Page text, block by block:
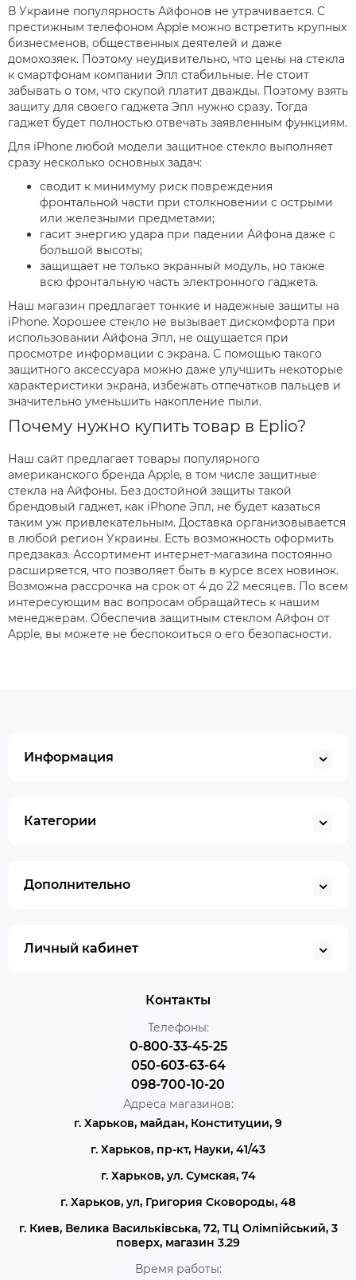
В Украине популярность Айфонов не утрачивается. С
престижным телефоном Apple можно встретить крупных
бизнесменов, общественных деятелей и даже
домохозяек. Поэтому неудивительно, что цены на стекла
к смартфонам компании Эпл стабильные. Не стоит
забывать о том, что скупой платит дважды. Поэтому взять
защиту для своего гаджета Эпл нужно сразу. Тогда
гаджет будет полностью отвечать заявленным функциям.
Для iPhone любой модели защитное стекло выполняет
сразу несколько основных задач:
сводит к минимуму риск повреждения
фронтальной части при столкновении с острыми
или железными предметами;
гасит энергию удара при падении Айфона даже с
большой высоты;
защищает не только экранный модуль, но также
всю фронтальную часть электронного гаджета.
Наш магазин предлагает тонкие и надежные защиты на
iPhone. Хорошее стекло не вызывает дискомфорта при
использовании Айфона Эпл, не ощущается при
просмотре информации с экрана. С помощью такого
защитного аксессуара можно даже улучшить некоторые
характеристики экрана, избежать отпечатков пальцев и
значительно уменьшить накопление пыли.
Почему нужно купить товар в Eplio?
Наш сайт предлагает товары популярного
американского бренда Apple, в том числе защитные
стекла на Айфоны. Без достойной защиты такой
брендовый гаджет, как iPhone Эпл, не будет казаться
таким уж привлекательным. Доставка организовывается
в любой регион Украины. Есть возможность оформить
предзаказ. Ассортимент интернет-магазина постоянно
расширяется, что позволяет быть в курсе всех новинок.
Возможна рассрочка на срок от 4 до 22 месяцев. По всем
интересующим вас вопросам обращайтесь к нашим
менеджерам. Обеспечив защитным стеклом Айфон от
Apple, вы можете не беспокоиться о его безопасности.
Информация
Категории
Дополнительно
Личный кабинет
Контакты
Телефоны:
0-800-33-45-25
050-603-63-64
098-700-10-20
Адреса магазинов:
г. Харьков, майдан, Конституции, 9
г. Харьков, пр-кт, Науки, 41/43
г. Харьков, ул. Сумская, 74
г. Харьков, ул, Григория Сковороды, 48
г. Киев, Велика Васильківська, 72, ТЦ Олімпійський, 3
поверх, магазин 3.29
Время работы: